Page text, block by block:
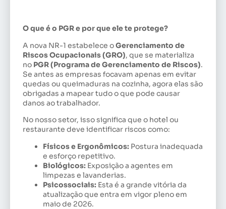
O que é o PGR e por que ele te protege?
A nova NR-1 estabelece oGerenciamento de
Riscos Ocupacionais (GRO), que se materializa
no PGR (Programa de Gerenciamento de Riscos).
Se antes as empresas focavam apenas em evitar
quedas ou queimaduras na cozinha, agora elas são
obrigadas a mapear tudo o que pode causar
danos ao trabalhador.
No nosso setor, isso significa que o hotel ou
restaurante deve identificar riscos como:
Físicos e Ergonômicos: Postura inadequada
e esforço repetitivo.
Biológicos: Exposição a agentes em
limpezas e lavanderias.
Psicossociais: Esta é a grande vitória da
atualização que entra em vigor pleno em
maio de 2026.